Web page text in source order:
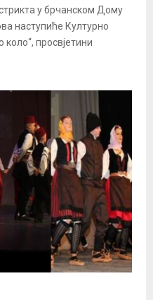
у брчанском Дому
наступиће Културно
просвјетини